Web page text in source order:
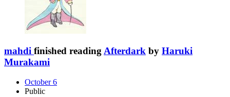
mahdi finished reading Afterdark by Haruki
Murakami
October 6
Public